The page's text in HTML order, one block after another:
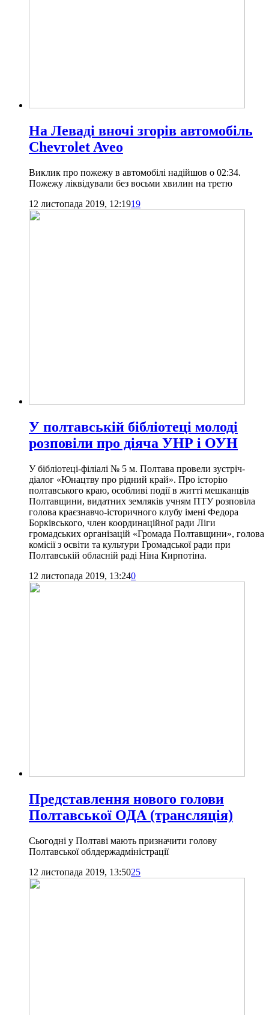
На Леваді вночі згорів автомобіль
Chevrolet Aveo
Виклик про пожежу в автомобілі надійшов о 02:34.
Пожежу ліквідували без восьми хвилин на третю
12 листопада 2019, 12:1919
У полтавській бібліотеці молоді
розповіли про діяча УНР і ОУН
У бібліотеці-філіалі № 5 м. Полтава провели зустріч-
діалог «Юнацтву про рідний край». Про історію
полтавського краю, особливі події в житті мешканців
Полтавщини, видатних земляків учням ПТУ розповіла
голова краєзнавчо-історичного клубу імені Федора
Борківського, член координаційної ради Ліги
громадських організацій «Громада Полтавщини», голова
комісії з освіти та культури Громадської ради при
Полтавській обласній раді Ніна Кирпотіна.
12 листопада 2019, 13:240
Представлення нового голови
Полтавської ОДА (трансляція)
Сьогодні у Полтаві мають призначити голову
Полтавської облдержадміністрації
12 листопада 2019, 13:5025